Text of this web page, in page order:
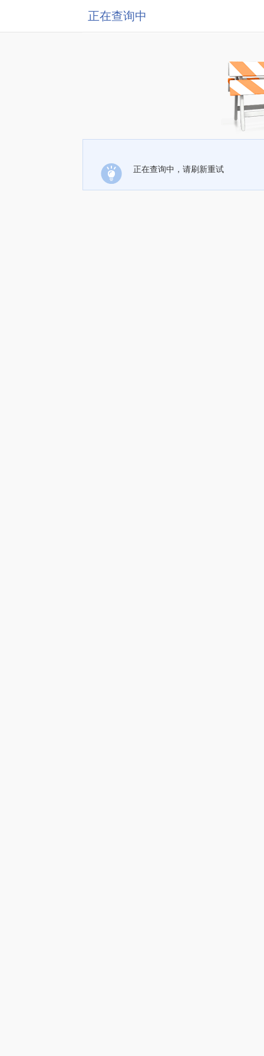
正在查询中
正在查询中，请刷新重试